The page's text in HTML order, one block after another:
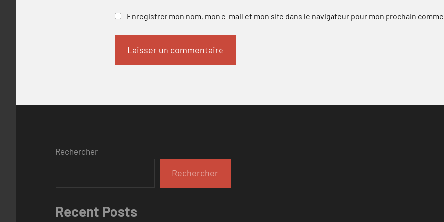
Enregistrer mon nom, mon e-mail et mon site dans le navigateur pour mon prochain
Rechercher
Rechercher
Recent Posts